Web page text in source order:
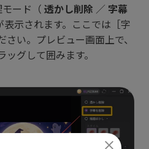
ード（ 透かし削除 ／ 字幕
表示されます。ここでは［字
い。プレビュー画面上で、
グして囲みます。